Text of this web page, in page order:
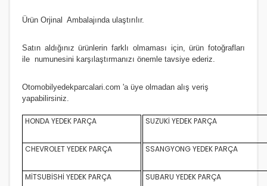
Ürün Orjinal Ambalajında ulaştırılır.
Satın aldığınız ürünlerin farklı olmaması için, ürün fotoğrafları
ile numunesini karşılaştırmanızı önemle tavsiye ederiz.
Otomobilyedekparcalari.com 'a üye olmadan alış veriş
yapabilirsiniz.
HONDA YEDEK PARÇA SUZUKİ YEDEK PARÇA
CHEVROLET YEDEK PARÇA SSANGYONG YEDEK PARÇA
MİTSUBİSHİ YEDEK PARÇA SUBARU YEDEK PARÇA